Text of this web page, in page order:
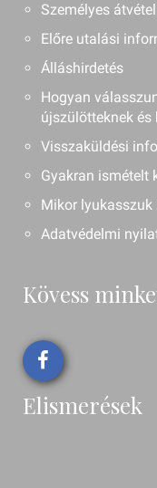
Személyes
Előre utalási
Álláshirdetés
Hogyan
újszülötteknek és
Visszaküldési
Gyakran ismételt
Mikor
Adatvédelmi
Kövess
Elismerések